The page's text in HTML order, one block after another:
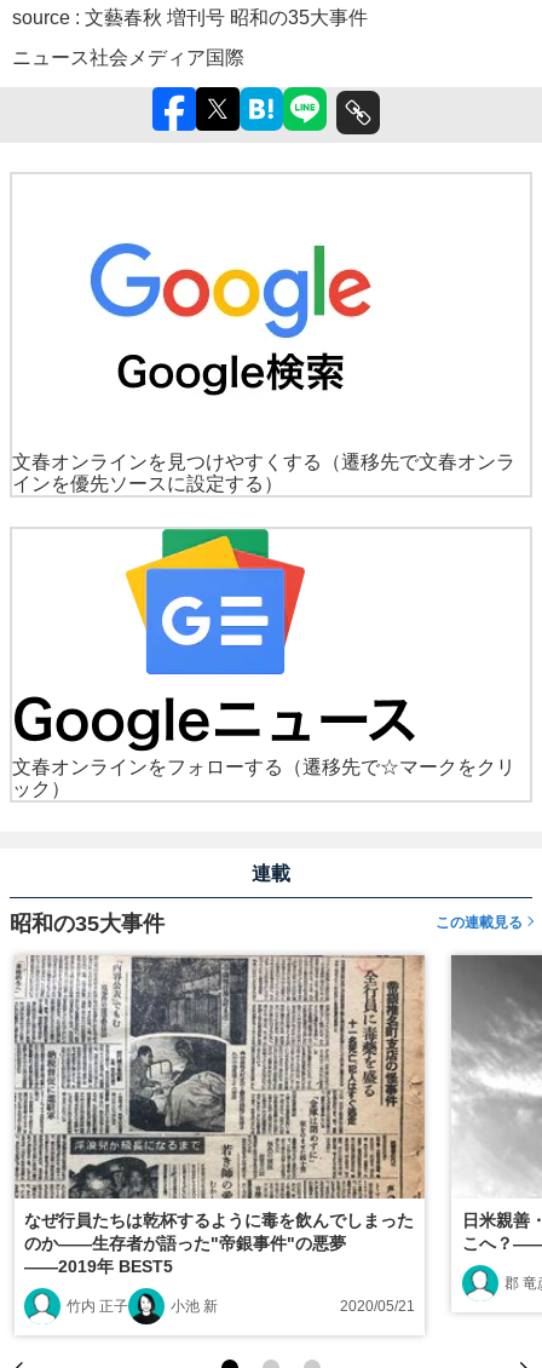
source : 文藝春秋 増刊号 昭和の35大事件
ニュース社会 メディア国際
文春オンラインを見つけやすくする
（遷移先で文春オンラ
インを優先ソースに設定する）
文春オンラインをフォローする
（遷移先で☆マークをクリ
ック）
連載
昭和の35大事件 この連載見る
なぜ行員たちは乾杯するように毒を飲んでしまった
のか――生存者が語った"帝銀事件"の悪夢
――2019年 BEST5
竹内 正子 小池 新 2020/05/21
日米親善
こへ？――
郡 竜